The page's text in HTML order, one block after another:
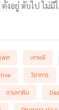
ตั้งอยู่ ดับไป ไม่
พศ เกาหลี
วิชาการ
ตามหาฝัน